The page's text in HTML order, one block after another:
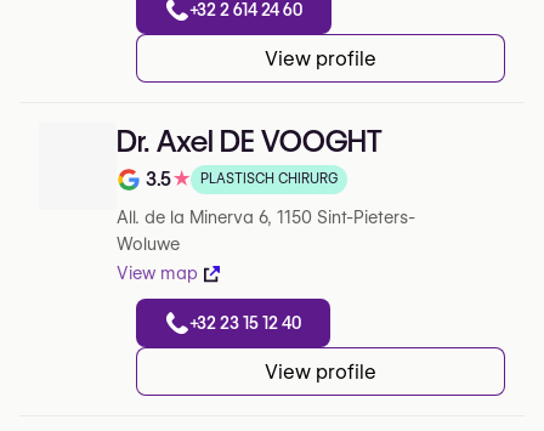
+32 2 614 24 60
View profile
Dr. Axel DE VOOGHT
Note de 3.5 sur 5 sur Google
3.5★ PLASTISCH CHIRURG
All. de la Minerva 6, 1150 Sint-Pieters-
Woluwe
View map
+32 23 15 12 40
View profile